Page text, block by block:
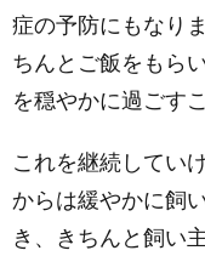
症の予防にもなり
ちんとご飯をもら
を穏やかに過ごす
これを継続してい
からは緩やかに飼
き、きちんと飼い